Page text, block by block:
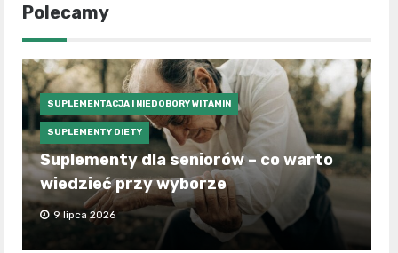
Polecamy
SUPLEMENTACJA I NIEDOBORY WITAMIN
SUPLEMENTY DIETY
Suplementy dla seniorów – co warto
wiedzieć przy wyborze
9 lipca 2026